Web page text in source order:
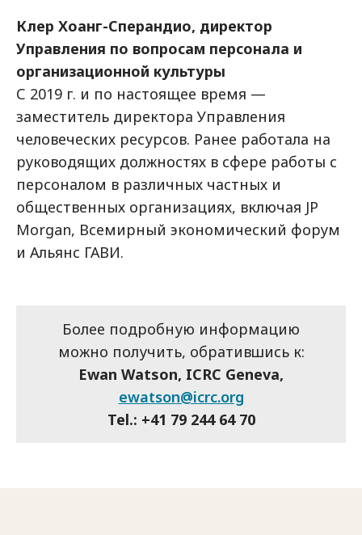
Клер Хоанг-Сперандио, директор
Управления по вопросам персонала и
организационной культуры
С 2019 г. и по настоящее время —
заместитель директора Управления
человеческих ресурсов. Ранее работала на
руководящих должностях в сфере работы с
персоналом в различных частных и
общественных организациях, включая JP
Morgan, Всемирный экономический форум
и Альянс ГАВИ.
Более подробную информацию
можно получить, обратившись к:
Ewan Watson, ICRC Geneva,
ewatson@icrc.org
Tel.: +41 79 244 64 70